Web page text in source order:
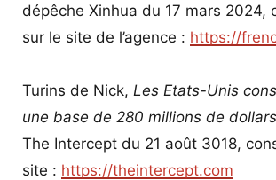
dépêche Xinhua du 17 mars 2024,
sur le site de l’agence : https://
Turins de Nick, Les Etats-Unis
une base de 280 millions de
The Intercept du 21 août 3018,
site : https://theintercept.com